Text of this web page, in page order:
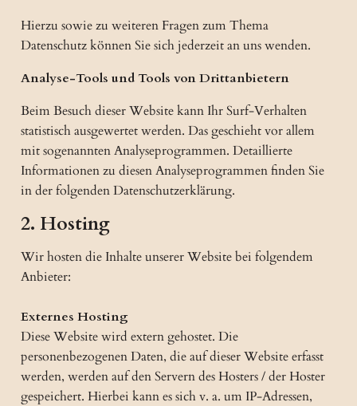
Hierzu sowie zu weiteren Fragen zum Thema
Datenschutz können Sie sich jederzeit an uns wenden.
Analyse-Tools und Tools von Drittanbietern
Beim Besuch dieser Website kann Ihr Surf-Verhalten
statistisch ausgewertet werden. Das geschieht vor allem
mit sogenannten Analyseprogrammen. Detaillierte
Informationen zu diesen Analyseprogrammen finden Sie
in der folgenden Datenschutzerklärung.
2. Hosting
Wir hosten die Inhalte unserer Website bei folgendem
Anbieter:
Externes Hosting
Diese Website wird extern gehostet. Die
personenbezogenen Daten, die auf dieser Website erfasst
werden, werden auf den Servern des Hosters / der Hoster
gespeichert. Hierbei kann es sich v. a. um IP-Adressen,